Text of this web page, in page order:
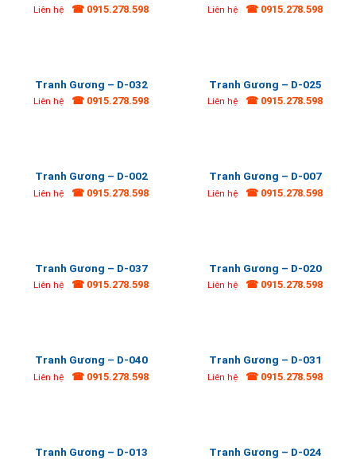
Liên hệ ☎ 0915.278.598 Liên hệ ☎ 0915.278.598
Tranh Gương – D-032
Liên hệ ☎ 0915.278.598
Tranh Gương – D-025
Liên hệ ☎ 0915.278.598
Tranh Gương – D-002
Liên hệ ☎ 0915.278.598
Tranh Gương – D-007
Liên hệ ☎ 0915.278.598
Tranh Gương – D-037
Liên hệ ☎ 0915.278.598
Tranh Gương – D-020
Liên hệ ☎ 0915.278.598
Tranh Gương – D-040
Liên hệ ☎ 0915.278.598
Tranh Gương – D-031
Liên hệ ☎ 0915.278.598
Tranh Gương – D-013 Tranh Gương – D-024